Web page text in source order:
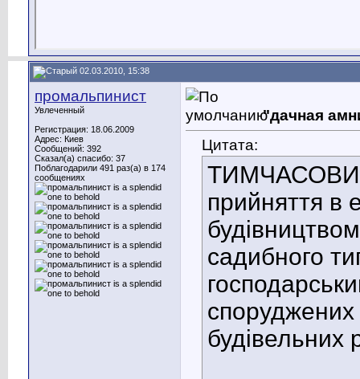
02.03.2010, 15:38
промальпинист
Увлеченный
Регистрация: 18.06.2009
Адрес: Киев
Сообщений: 392
Сказал(а) спасибо: 37
Поблагодарили 491 раз(а) в 174
сообщениях
"дачная
Цитата:
прийняття в
садибного
споруджених
будівельних